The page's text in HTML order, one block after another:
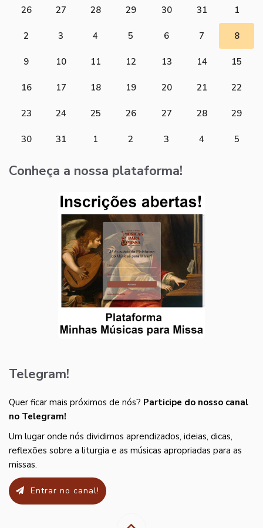
26
27 28 29 30 31 1
2 3 4 5 6 7 8
9 10 11 12 13 14 15
16 17 18 19 20 21 22
23 24 25 26 27 28 29
30 31 1 2 3 4 5
Conheça a nossa plataforma!
Telegram!
Quer ficar mais próximos de nós? Participe do nosso canal
no Telegram!
Um lugar onde nós dividimos aprendizados, ideias, dicas,
reflexões sobre a liturgia e as músicas apropriadas para as
missas.
Entrar no canal!